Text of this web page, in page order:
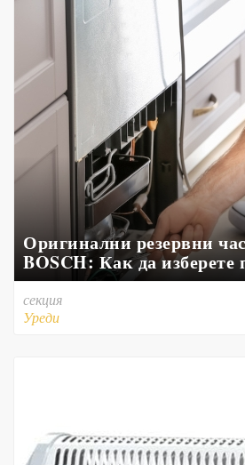
Оригинални резервни
BOSCH: Как да изберете
секция
Уреди